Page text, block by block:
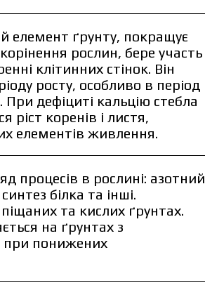
елемент ґрунту, покращує
рослин, бере участь
клітинних стінок. Він
росту, особливо в період
При дефіциті кальцію стебла
ріст коренів і листя,
елементів живлення.
процесів в рослині: азотний
білка та інші.
та кислих ґрунтах.
на ґрунтах з
при понижених